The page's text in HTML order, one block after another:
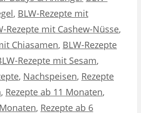
, BLW-Rezepte mit
Rezepte mit Cashew-Nüsse,
Chiasamen, BLW-Rezepte
Rezepte mit Sesam,
, Nachspeisen, Rezepte
, Rezepte ab 11 Monaten,
, Rezepte ab 6